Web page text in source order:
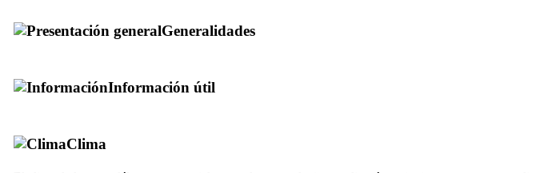
Generalidades
Información útil
Clima